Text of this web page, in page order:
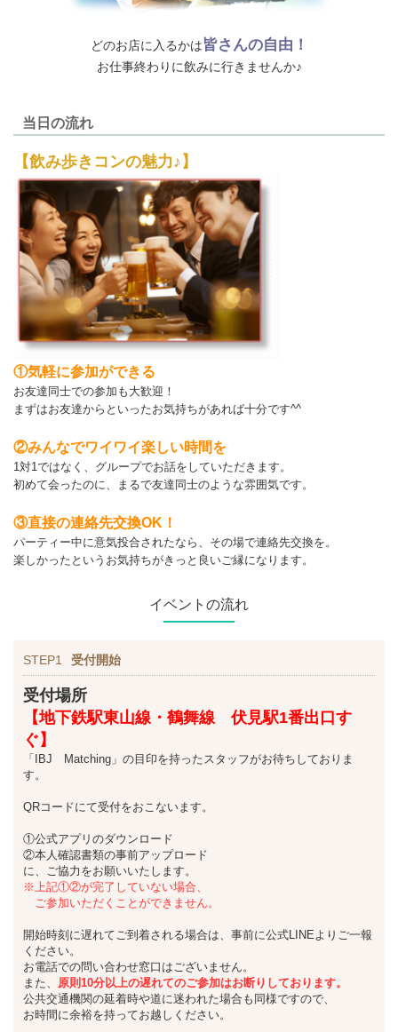
どのお店に入るかは皆さんの自由！
お仕事終わりに飲みに行きませんか♪
当日の流れ
【飲み歩きコンの魅力♪】
①気軽に参加ができる
お友達同士での参加も大歓迎！
まずはお友達からといったお気持ちがあれば十分です^^
②みんなでワイワイ楽しい時間を
1対1ではなく、グループでお話をしていただきます。
初めて会ったのに、まるで友達同士のような雰囲気です。
③直接の連絡先交換OK！
パーティー中に意気投合されたなら、その場で連絡先交換を。
楽しかったというお気持ちがきっと良いご縁になります。
イベントの流れ
STEP1 受付開始
受付場所
【地下鉄駅東山線・鶴舞線 伏見駅1番出口す
ぐ 】
「IBJ Matching」の目印を持ったスタッフがお待ちしておりま
す。
QRコードにて受付をおこないます。
①公式アプリのダウンロード
②本人確認書類の事前アップロード
に、ご協力をお願いいたします。
※上記①②が完了していない場合、
ご参加いただくことができません。
開始時刻に遅れてご到着される場合は、事前に公式LINEよりご一報
ください。
お電話での問い合わせ窓口はございません。
また、 原則10分以上の遅れてのご参加はお断りしております。
公共交通機関の延着時や道に迷われた場合も同様ですので、
お時間に余裕を持ってお越しください。